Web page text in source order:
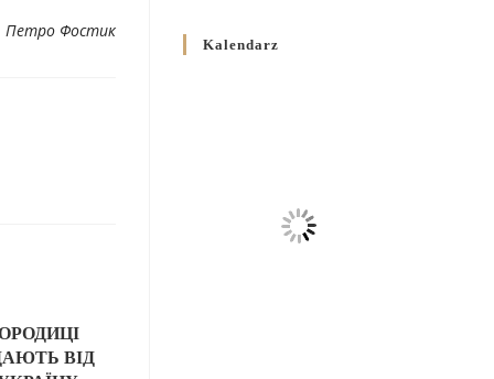
Петро Фостик
ВІД
10 GRUDNIA 2025
Декрет про відзначення
Великодня і всіх рухомих
Kalendarz